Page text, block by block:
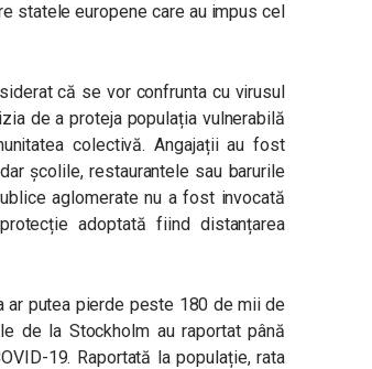
statele europene care au impus cel
că se vor confrunta cu virusul
de a proteja populația vulnerabilă
colectivă. Angajații au fost
școlile, restaurantele sau barurile
aglomerate nu a fost invocată
adoptată fiind distanțarea
ar putea pierde peste 180 de mii de
de la Stockholm au raportat până
19. Raportată la populație, rata